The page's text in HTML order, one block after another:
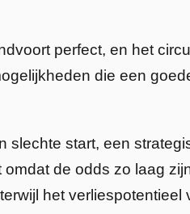
perfect, en het
die een
start, een
de odds zo laag
het verliespotentieel